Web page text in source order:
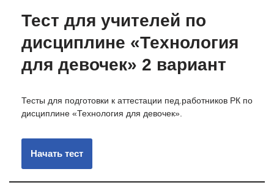
Тест для учителей по
дисциплине «Технология
для девочек» 2 вариант
Тесты для подготовки к аттестации пед.работников РК по
дисциплине «Технология для девочек».